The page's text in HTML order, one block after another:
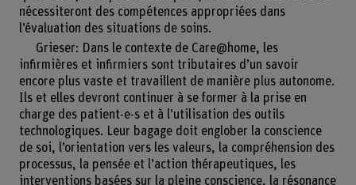
nécessiteront des compétences appropriées dans
l’évaluation des situations de soins.
Grieser: Dans le contexte de Care@home, les
infirmières et infirmiers sont tributaires d’un savoir
encore plus vaste et travaillent de manière plus autonome.
Ils et elles devront continuer à se former à la prise en
charge des patient-e-s et à l’utilisation des outils
technologiques. Leur bagage doit englober la conscience
de soi, l’orientation vers les valeurs, la compréhension des
processus, la pensée et l’action thérapeutiques, les
interventions basées sur la pleine conscience, la résonance